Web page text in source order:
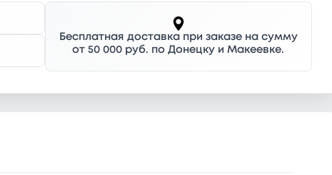
Бесплатная доставка при заказе на сумму
от 50 000 руб. по Донецку и Макеевке.